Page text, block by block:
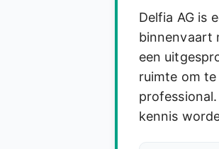
Delfia AG is
binnenvaart
een
ruimte om
kennis